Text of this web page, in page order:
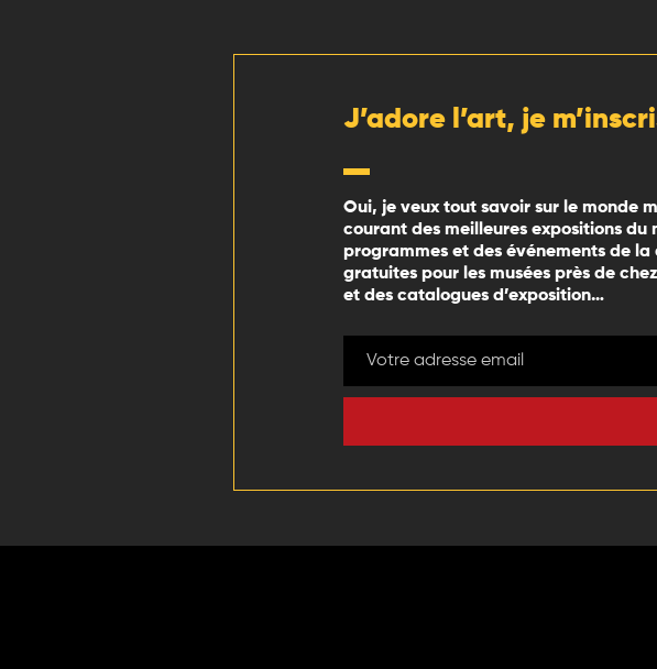
J’adore l’art, je
Oui, je veux tout savoir sur le monde
courant des meilleures expositions du
programmes et des événements de
gratuites pour les musées près de
et des catalogues d’exposition…